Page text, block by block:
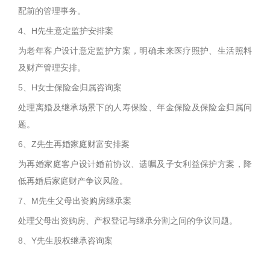
配前的管理事务。
4、H先生意定监护安排案
为老年客户设计意定监护方案，明确未来医疗照护、生活照料
及财产管理安排。
5、H女士保险金归属咨询案
处理离婚及继承场景下的人寿保险、年金保险及保险金归属问
题。
6、Z先生再婚家庭财富安排案
为再婚家庭客户设计婚前协议、遗嘱及子女利益保护方案，降
低再婚后家庭财产争议风险。
7、M先生父母出资购房继承案
处理父母出资购房、产权登记与继承分割之间的争议问题。
8、Y先生股权继承咨询案